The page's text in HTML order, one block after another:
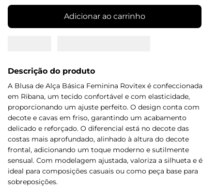
Adicionar ao carrinho
Descrição do produto
A Blusa de Alça Básica Feminina Rovitex é confeccionada
em Ribana, um tecido confortável e com elasticidade,
proporcionando um ajuste perfeito. O design conta com
decote e cavas em friso, garantindo um acabamento
delicado e reforçado. O diferencial está no decote das
costas mais aprofundado, alinhado à altura do decote
frontal, adicionando um toque moderno e sutilmente
sensual. Com modelagem ajustada, valoriza a silhueta e é
ideal para composições casuais ou como peça base para
sobreposições.